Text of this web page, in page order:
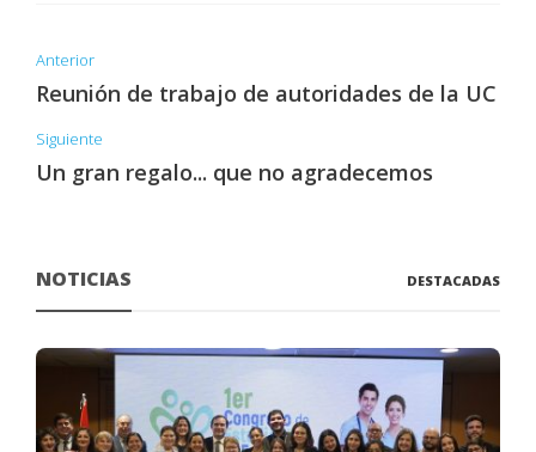
Anterior
Reunión de trabajo de autoridades de la UC
Siguiente
Un gran regalo... que no agradecemos
NOTICIAS DESTACADAS